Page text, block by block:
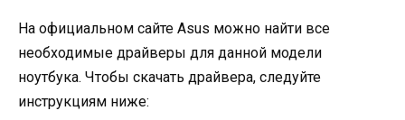
На официальном сайте Asus можно найти все
необходимые драйверы для данной модели
ноутбука. Чтобы скачать драйвера, следуйте
инструкциям ниже: